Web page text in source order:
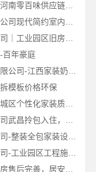
全程护航量贩零食铺无忧经营河南零百味供应链有限公司
百年豪庭
模板价格环保
绍兴卓鑫装饰材料有限公司越城区个性化家装质量有保障
宁波雅美和居建材科技有限公司-整装全包家装设计厨卫改造
苏州兔哥哥智装新材料有限公司-工业园区工程施工二手房全包服务